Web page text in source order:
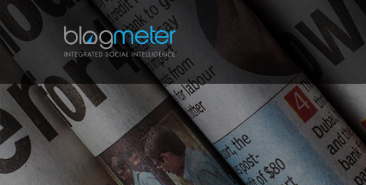
Salta
al
contenuto